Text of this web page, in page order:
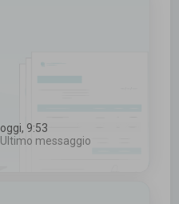
oggi, 9:53
Ultimo messaggio